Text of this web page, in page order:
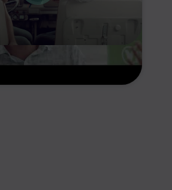
und diesen Inhalt zu
aktivieren